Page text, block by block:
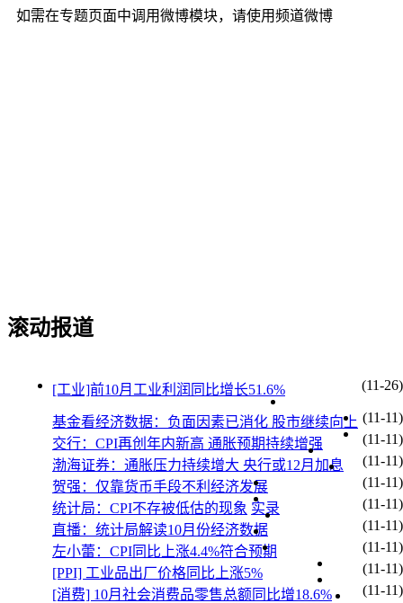
如需在专题页面中调用微博模块，请使用频道微博
滚动报道
[工业]前10月工业利润同比增长51.6% (11-26)
基金看经济数据：负面因素已消化 股市继续向上 (11-11)
交行：CPI再创年内新高 通胀预期持续增强
(11-11)
渤海证券：通胀压力持续增大 央行或12月加息
(11-11)
贺强：仅靠货币手段不利经济发展
(11-11)
统计局：CPI不存被低估的现象 实录
(11-11)
直播：统计局解读10月份经济数据
(11-11)
左小蕾：CPI同比上涨4.4%符合预期
(11-11)
[PPI] 工业品出厂价格同比上涨5%
(11-11)
[消费] 10月社会消费品零售总额同比增18.6%
(11-11)